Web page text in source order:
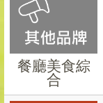
餐廳美食綜
合